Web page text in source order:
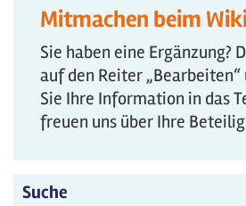
Mitmachen beim
Sie haben eine Ergänzung?
auf den Reiter „Bearbeiten“
Sie Ihre Information in das
freuen uns über Ihre
Suche